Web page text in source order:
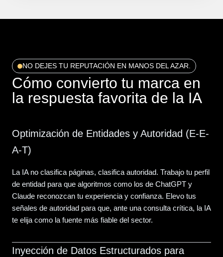
NO DEJES TU REPUTACIÓN EN MANOS DEL AZAR.
Cómo convierto tu marca en
la respuesta favorita de la IA
Optimización de Entidades y Autoridad (E-E-
A-T)
La IA no clasifica páginas, clasifica autoridad. Trabajo tu perfil
de entidad para que algoritmos como los de ChatGPT y
Claude reconozcan tu experiencia y confianza. Elevo tus
señales de autoridad para que, ante una consulta crítica, la IA
te elija como la fuente más fiable del sector.
Inyección de Datos Estructurados para